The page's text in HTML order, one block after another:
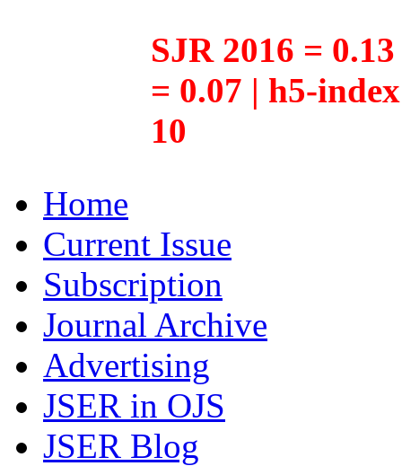
SJR 2016 =
= 0.07 | h5-
10
Home
Current Issue
Subscription
Journal Archive
Advertising
JSER in OJS
JSER Blog